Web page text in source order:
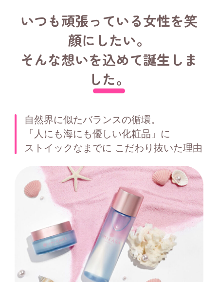
いつも頑張っている女性を笑
顔にしたい。
そんな想いを込めて誕生しま
した。
自然界に似たバランスの循環。
「人にも海にも優しい化粧品」に
ストイックなまでに こだわり抜いた理由